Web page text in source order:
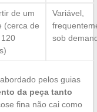
de um
(cerca de
Variável,
sob
pelos guias
da peça tanto
fina não cai como